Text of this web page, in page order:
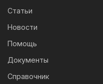
Статьи
Новости
Помощь
Документы
Справочник